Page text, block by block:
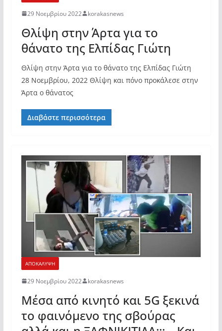
29 Νοεμβρίου 2022 korakasnews
Θλίψη στην Άρτα για το
θάνατο της Ελπίδας Γιώτη
Θλίψη στην Άρτα για το θάνατο της Ελπίδας Γιώτη
28 Νοεμβρίου, 2022 Θλίψη και πόνο προκάλεσε στην
Άρτα ο θάνατος
Διαβάστε περισσότερα
ΑΠΟΚΑΛΥΨΗ
29 Νοεμβρίου 2022 korakasnews
Μέσα από κινητό και 5G ξεκινά
το φαινόμενο της σβούρας